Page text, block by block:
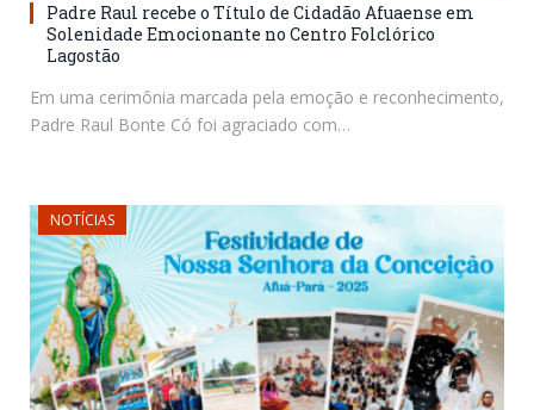
Padre Raul recebe o Título de Cidadão Afuaense em
Solenidade Emocionante no Centro Folclórico
Lagostão
Em uma cerimônia marcada pela emoção e reconhecimento,
Padre Raul Bonte Có foi agraciado com…
NOTÍCIAS